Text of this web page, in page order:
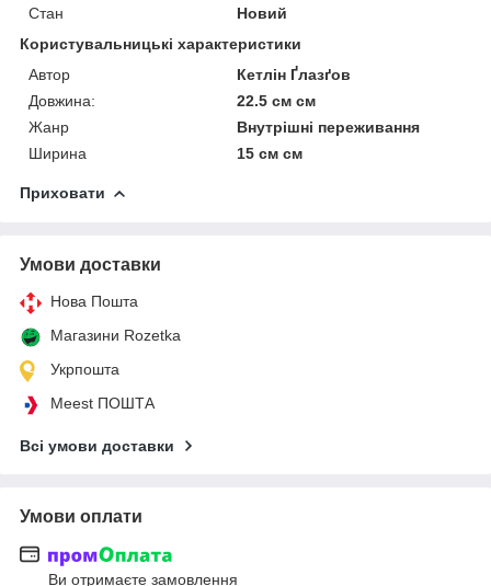
Стан
Новий
Користувальницькі характеристики
Автор
Кетлін Ґлазґов
Довжина:
22.5 см см
Жанр
Внутрішні переживання
Ширина
15 см см
Приховати
Умови доставки
Нова Пошта
Магазини Rozetka
Укрпошта
Meest ПОШТА
Всі умови доставки
Умови оплати
Ви отримаєте замовлення